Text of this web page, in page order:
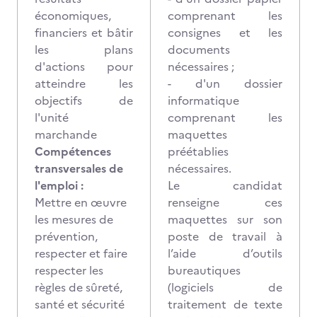
économiques,
financiers et bâtir
les plans
d'actions pour
atteindre les
objectifs de
l'unité
marchande
Compétences
transversales de
l'emploi :
Mettre en œuvre
les mesures de
prévention,
respecter et faire
respecter les
règles de sûreté,
santé et sécurité
comprenant les
consignes et les
documents
nécessaires ;
- d'un dossier
informatique
comprenant les
maquettes
préétablies
nécessaires.
Le candidat
renseigne ces
maquettes sur son
poste de travail à
l’aide d’outils
bureautiques
(logiciels de
traitement de texte